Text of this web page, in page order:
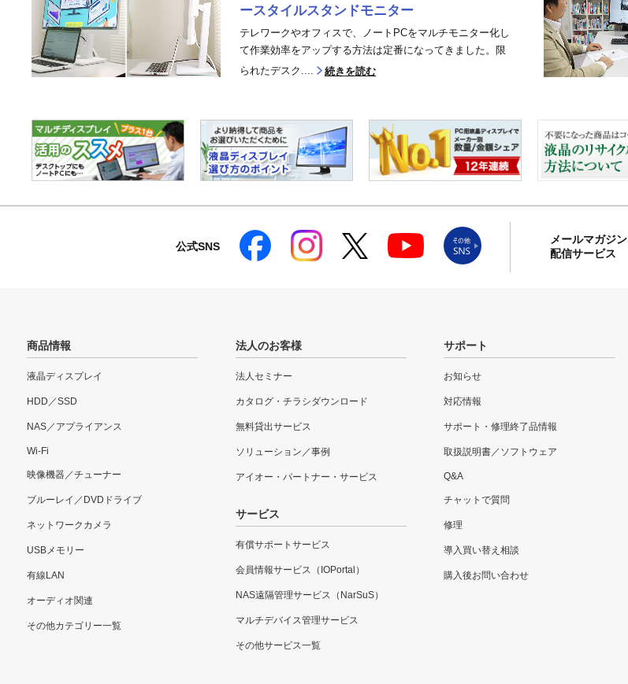
ースタイルスタンドモニター
テレワークやオフィスで、ノートPCをマルチモニター化し
て作業効率をアップする方法は定番になってきました。限
られたデスク....
続きを読む
公式SNS
メールマガジン
配信サービス
商品情報
液晶ディスプレイ
HDD／SSD
NAS／アプライアンス
Wi-Fi
映像機器／チューナー
ブルーレイ／DVDドライブ
ネットワークカメラ
USBメモリー
有線LAN
オーディオ関連
その他カテゴリー一覧
法人のお客様
法人セミナー
カタログ・チラシダウンロード
無料貸出サービス
ソリューション／事例
アイオー・パートナー・サービス
サービス
有償サポートサービス
会員情報サービス（IOPortal）
NAS遠隔管理サービス（NarSuS）
マルチデバイス管理サービス
その他サービス一覧
サポート
お知らせ
対応情報
サポート・修理終了品情報
取扱説明書／ソフトウェア
Q&A
チャットで質問
修理
導入買い替え相談
購入後お問い合わせ